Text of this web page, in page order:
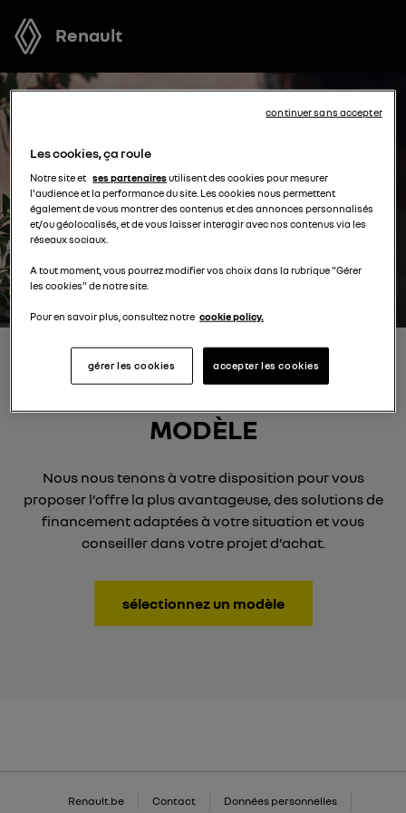
Renault
RECEVEZ GRATUITEMENT
MODÈLE
Nous nous tenons à votre disposition pour vous
proposer l’offre la plus avantageuse, des solutions de
financement adaptées à votre situation et vous
conseiller dans votre projet d’achat.
sélectionnez un modèle
Renault.be Contact Données personnelles
Les cookies, ça roule
Notre site et ses partenairesutilisent des cookies pour mesurer
l'audience et la performance du site. Les cookies nous permettent
également de vous montrer des contenus et des annonces personnalisés
et/ou géolocalisés, et de vous laisser interagir avec nos contenus via les
réseaux sociaux.
A tout moment, vous pourrez modifier vos choix dans la rubrique "Gérer
les cookies" de notre site.
Pour en savoir plus, consultez notre cookie policy.
accepter les cookies
gérer les cookies
continuer sans accepter